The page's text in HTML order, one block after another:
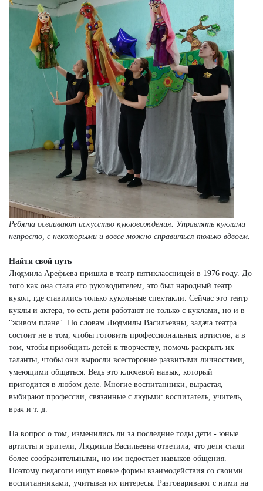
Ребята осваивают искусство кукловождения. Управлять куклами
непросто, с некоторыми и вовсе можно справиться только вдвоем.
Найти свой путь
Людмила Арефьева пришла в театр пятиклассницей в 1976 году. До
того как она стала его руководителем, это был народный театр
кукол, где ставились только кукольные спектакли. Сейчас это театр
куклы и актера, то есть дети работают не только с куклами, но и в
"живом плане". По словам Людмилы Васильевны, задача театра
состоит не в том, чтобы готовить профессиональных артистов, а в
том, чтобы приобщить детей к творчеству, помочь раскрыть их
таланты, чтобы они выросли всесторонне развитыми личностями,
умеющими общаться. Ведь это ключевой навык, который
пригодится в любом деле. Многие воспитанники, вырастая,
выбирают профессии, связанные с людьми: воспитатель, учитель,
врач и т. д.
На вопрос о том, изменились ли за последние годы дети - юные
артисты и зрители, Людмила Васильевна ответила, что дети стали
более сообразительными, но им недостает навыков общения.
Поэтому педагоги ищут новые формы взаимодействия со своими
воспитанниками, учитывая их интересы. Разговаривают с ними на